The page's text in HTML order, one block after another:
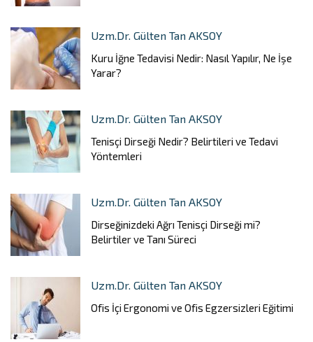
Uzm.Dr. Gülten Tan AKSOY
Kuru İğne Tedavisi Nedir: Nasıl Yapılır, Ne İşe
Yarar?
Uzm.Dr. Gülten Tan AKSOY
Tenisçi Dirseği Nedir? Belirtileri ve Tedavi
Yöntemleri
Uzm.Dr. Gülten Tan AKSOY
Dirseğinizdeki Ağrı Tenisçi Dirseği mi?
Belirtiler ve Tanı Süreci
Uzm.Dr. Gülten Tan AKSOY
Ofis İçi Ergonomi ve Ofis Egzersizleri Eğitimi